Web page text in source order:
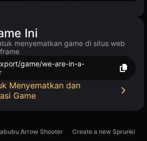
Ini
menyematkan game di situs web
game/we-are-in-a-
Menyematkan dan
Game
Arrow Shooter
Create a new Sprunki